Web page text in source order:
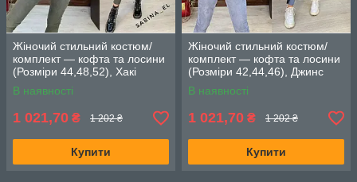
Жіночий стильний костюм/
комплект — кофта та лосини
(Розміри 44,48,52), Хакі
В наявності
1 021,70 ₴ 1 202 ₴
Купити
Жіночий стильний костюм/
комплект — кофта та лосини
(Розміри 42,44,46), Джинс
В наявності
1 021,70 ₴ 1 202 ₴
Купити